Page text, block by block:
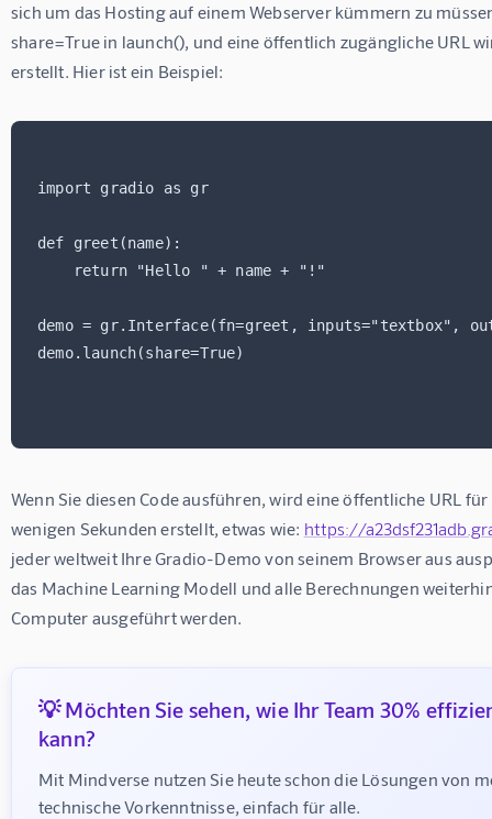
sich um das Hosting auf einem Webserver kümmern zu
share=True in launch(), und eine öffentlich zugängliche URL
erstellt. Hier ist ein Beispiel:
import gradio as gr
def greet(name):
    return "Hello " + name + "!"
demo = gr.Interface(fn=greet, inputs="textbox",
Wenn Sie diesen Code ausführen, wird eine öffentliche URL
wenigen Sekunden erstellt, etwas wie: https://
jeder weltweit Ihre Gradio-Demo von seinem Browser aus
das Machine Learning Modell und alle Berechnungen
Computer ausgeführt werden.
💡 Möchten Sie sehen, wie Ihr Team 30%
kann?
Mit Mindverse nutzen Sie heute schon die Lösungen von
technische Vorkenntnisse, einfach für alle.